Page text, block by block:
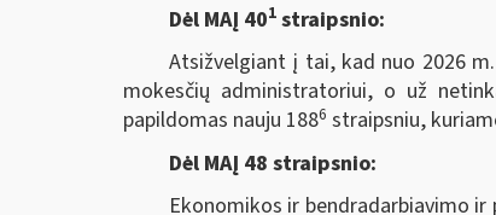
Dėl MAĮ 401straipsnio:
Atsižvelgiant į tai, kad nuo 2026
mokesčių administratoriui, o už
papildomas nauju 1886 straipsniu,
Dėl MAĮ 48 straipsnio:
Ekonomikos ir bendradarbiavimo